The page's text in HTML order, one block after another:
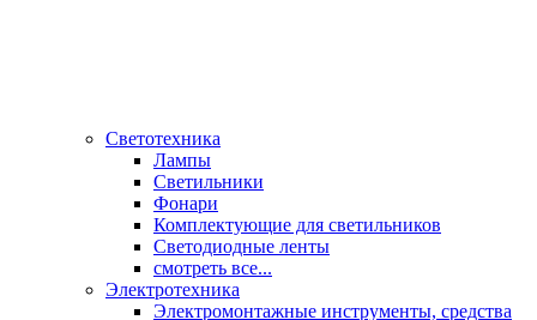
Светотехника
Лампы
Светильники
Фонари
Комплектующие для светильников
Светодиодные ленты
смотреть все...
Электротехника
Электромонтажные инструменты, средства